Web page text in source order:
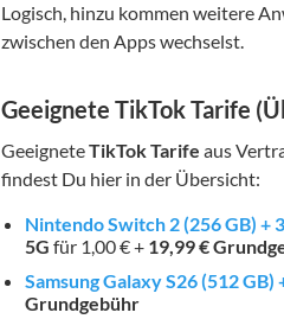
Logisch, hinzu kommen weitere
zwischen den Apps wechselst.
Geeignete TikTok Tarife
GeeigneteTikTok Tarife aus
findest Du hier in der Übersicht:
Nintendo Switch 2 (256 GB) +
5G für 1,00 € + 19,99 €
Samsung Galaxy S26 (512
Grundgebühr